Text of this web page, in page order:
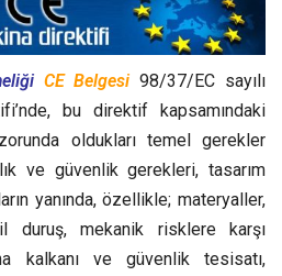
CE Belgesi98/37/EC sayılı
bu direktif kapsamındaki
oldukları temel gerekler
ve güvenlik gerekleri, tasarım
yanında, özellikle; materyaller,
duruş, mekanik risklere karşı
kalkanı ve güvenlik tesisatı,